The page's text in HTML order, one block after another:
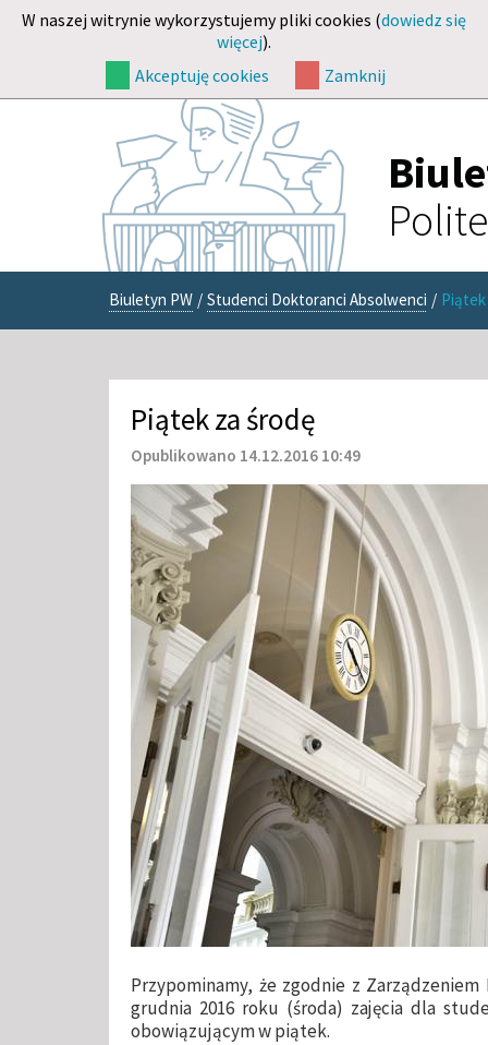
W naszej witrynie wykorzystujemy pliki cookies (dowiedz się
więcej).
Akceptuję cookies
Zamknij
Biuletyn PW / Studenci Doktoranci Absolwenci /
Piątek za środę
Opublikowano 14.12.2016 10:49
Przypominamy, że zgodnie z
grudnia 2016 roku (środa) zajęcia dla
obowiązującym w piątek.